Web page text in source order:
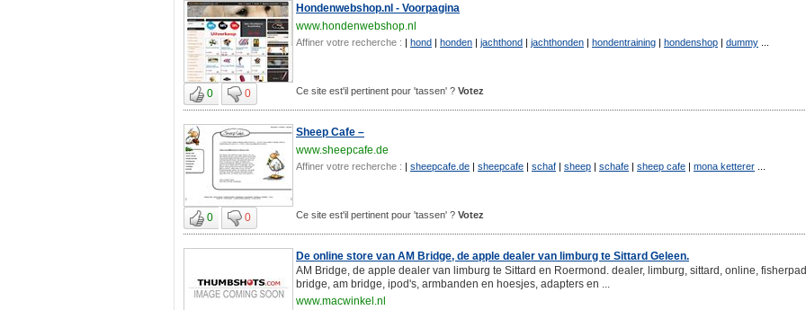
Hondenwebshop.nl - Voorpagina
www.hondenwebshop.nl
Affiner votre recherche : | hond | honden | jachthond | jachthonden | hondentraining | hondenshop | dummy
0 0 Ce site est'il pertinent pour 'tassen' ? Votez
Sheep Cafe –
www.sheepcafe.de
Affiner votre recherche : | sheepcafe.de | sheepcafe | schaf | sheep | schafe | sheep cafe | mona ketterer
0 0 Ce site est'il pertinent pour 'tassen' ? Votez
De online store van AM Bridge, de apple dealer van limburg te Sittard Geleen.
AM Bridge, de apple dealer van limburg te Sittard en Roermond. dealer, limburg, sittard, online,
bridge, am bridge, ipod's, armbanden en hoesjes, adapters en ...
www.macwinkel.nl